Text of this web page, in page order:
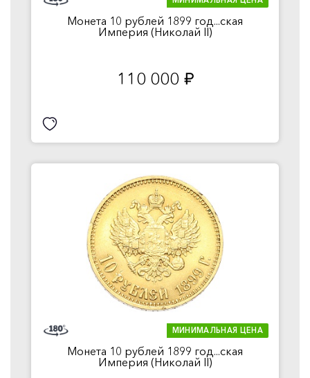
Монета 10 рублей 1899 год...ская
Империя (Николай II)
110 000 руб.
МИНИМАЛЬНАЯ ЦЕНА
Монета 10 рублей 1899 год...ская
Империя (Николай II)